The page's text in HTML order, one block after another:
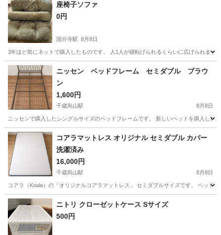
座椅子ソファ
0円
国分寺駅 8月8日
3年ほど前にネットで購入したものです。 人1人が寝転げられるくらいに広げられま
東京 国分寺市 国分寺駅 椅子
ニッセン ベッドフレーム セミダブル ブラウ
ン
1,600円
千歳烏山駅 8月8日
ニッセンで購入したシングルサイズのベッドフレームです。 新しいベッドを購入し
東京 世田谷区 千歳烏山駅 ベッド ニッセン
コアラマットレス オリジナル セミダブル カバー
洗濯済み
16,000円
千歳烏山駅 8月8日
コアラ（Koala）の「オリジナルコアラマットレス」 セミダブルサイズです。 ベッド
東京 世田谷区 千歳烏山駅 寝具
ニトリ クローゼットケース Sサイズ
500円